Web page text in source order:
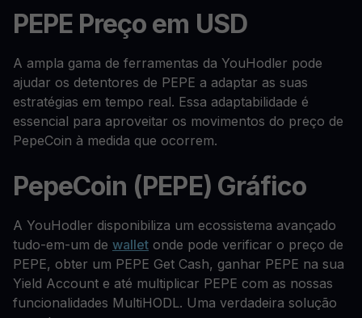
PEPE Preço em USD
A ampla gama de ferramentas da YouHodler pode
ajudar os detentores de PEPE a adaptar as suas
estratégias em tempo real. Essa adaptabilidade é
essencial para aproveitar os movimentos do preço de
PepeCoin à medida que ocorrem.
PepeCoin (PEPE) Gráfico
A YouHodler disponibiliza um ecossistema avançado
tudo-em-um de wallet onde pode verificar o preço de
PEPE, obter um PEPE Get Cash, ganhar PEPE na sua
Yield Account e até multiplicar PEPE com as nossas
funcionalidades MultiHODL. Uma verdadeira solução